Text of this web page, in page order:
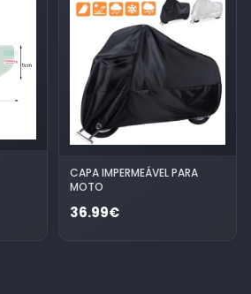
CAPA IMPERMEÁVEL PARA
MOTO
36.99€